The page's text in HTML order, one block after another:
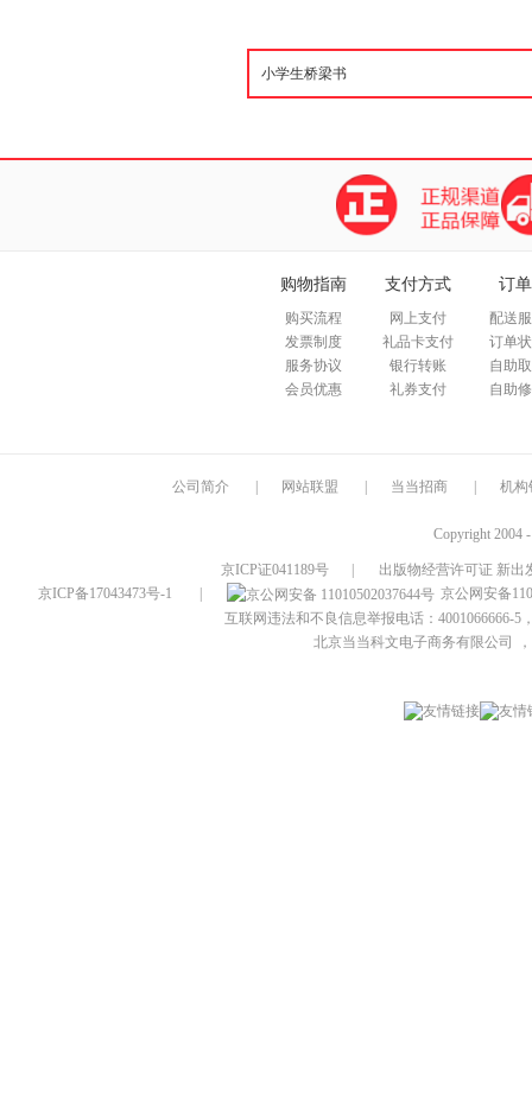
购物指南
购买流程
发票制度
服务协议
会员优惠
支付方式
网上支付
礼品卡支付
银行转账
礼券支付
订
配送
订单
自助
自助
公司简介 网站联盟 当当招商 机构
Copyright 2004
京ICP证041189号
出版物经营许可证 新出
京ICP备17043473号-1
京公网安备
互联网违法和不良信息举报电话：4001066666-5
北京当当科文电子商务有限公司